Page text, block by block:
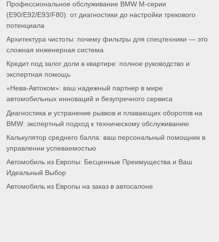
Профессиональное обслуживание BMW M-серии
(E90/E92/E93/F80): от диагностики до настройки трекового
потенциала
Архитектура чистоты: почему фильтры для спецтехники — это
сложная инженерная система
Кредит под залог доли в квартире: полное руководство и
экспертная помощь
«Нева-Автоком»: ваш надежный партнер в мире
автомобильных инноваций и безупречного сервиса
Диагностика и устранение рывков и плавающих оборотов на
BMW: экспертный подход к техническому обслуживанию
Калькулятор среднего балла: ваш персональный помощник в
управлении успеваемостью
Автомобиль из Европы: Бесценные Преимущества и Ваш
Идеальный Выбор
Автомобиль из Европы на заказ в автосалоне